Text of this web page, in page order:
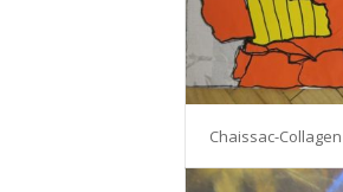
Chaissac-Collagen